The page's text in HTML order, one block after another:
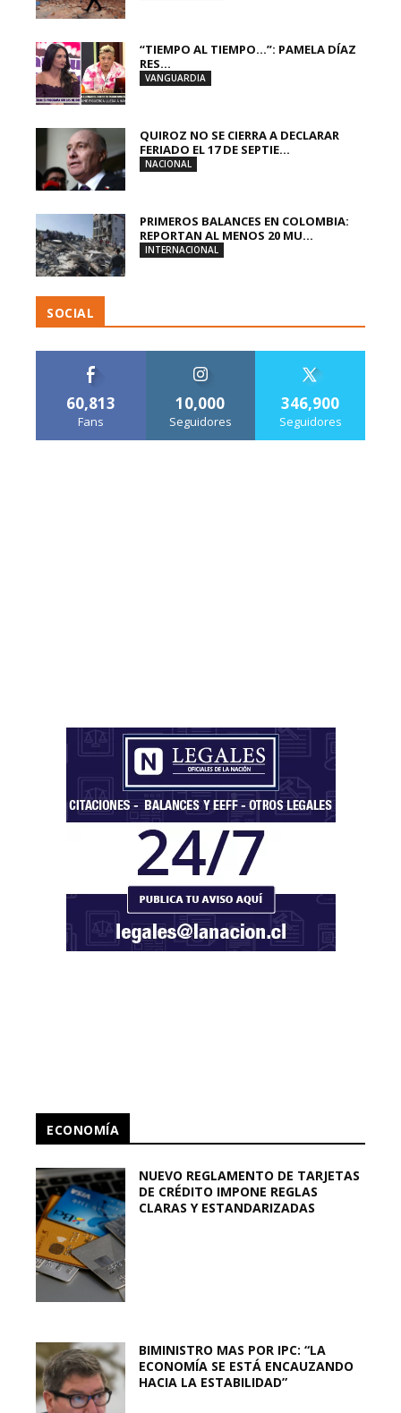
“TIEMPO AL TIEMPO…”: PAMELA DÍAZ
RES...
VANGUARDIA
QUIROZ NO SE CIERRA A DECLARAR
FERIADO EL 17 DE SEPTIE...
NACIONAL
PRIMEROS BALANCES EN COLOMBIA:
REPORTAN AL MENOS 20 MU...
INTERNACIONAL
SOCIAL
60,813
Fans
10,000
Seguidores
346,900
Seguidores
ECONOMÍA
NUEVO REGLAMENTO DE TARJETAS
DE CRÉDITO IMPONE REGLAS
CLARAS Y ESTANDARIZADAS
BIMINISTRO MAS POR IPC: “LA
ECONOMÍA SE ESTÁ ENCAUZANDO
HACIA LA ESTABILIDAD”